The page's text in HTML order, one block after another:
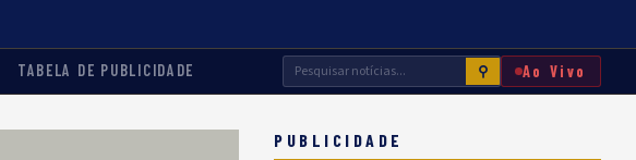
TABELA DE PUBLICIDADE ⚲ Ao Vivo
PUBLICIDADE